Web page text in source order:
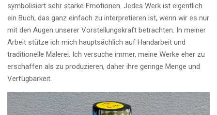
symbolisiert sehr starke Emotionen. Jedes Werk ist eigentlich
ein Buch, das ganz einfach zu interpretieren ist, wenn wir es nur
mit den Augen unserer Vorstellungskraft betrachten. In meiner
Arbeit stütze ich mich hauptsächlich auf Handarbeit und
traditionelle Malerei. Ich versuche immer, meine Werke eher zu
erschaffen als zu produzieren, daher ihre geringe Menge und
Verfügbarkeit.